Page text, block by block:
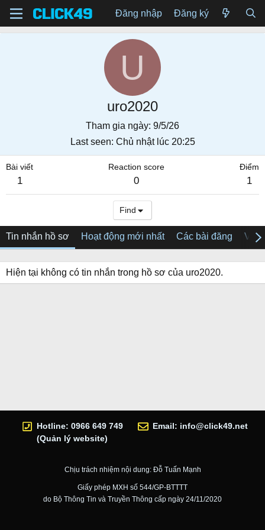
Đăng nhập Đăng ký
U
uro2020
Tham gia ngày 9/5/26
Last seen Chủ nhật lúc 20:25
Bài viết
1
Reaction score
0
Điểm
1
Find
Tin nhắn hồ sơ Hoạt động mới nhất Các bài đăng Về
Hiện tại không có tin nhắn trong hồ sơ của uro2020.
Hotline: 0966 649 749
(Quản lý website)
Email: info@click49.net
Chịu trách nhiệm nội dung: Đỗ Tuấn Mạnh
Giấy phép MXH số 544/GP-BTTTT
do Bộ Thông Tin và Truyền Thông cấp ngày 24/11/2020